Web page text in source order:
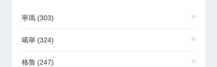
寧瑪 (303)
噶舉 (324)
格魯 (247)